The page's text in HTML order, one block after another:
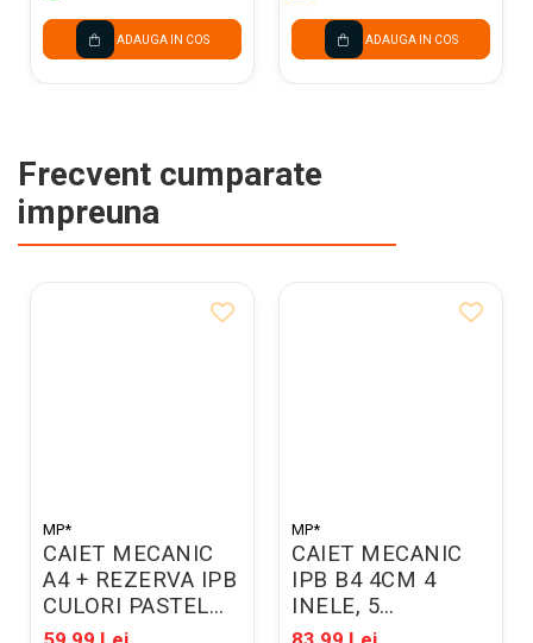
ADAUGA IN COS ADAUGA IN COS
Frecvent cumparate
impreuna
MP*
CAIET MECANIC
A4 + REZERVA IPB
CULORI PASTEL
PC116-02
MP*
CAIET MECANIC
IPB B4 4CM 4
INELE, 5
SEPARATOARE,